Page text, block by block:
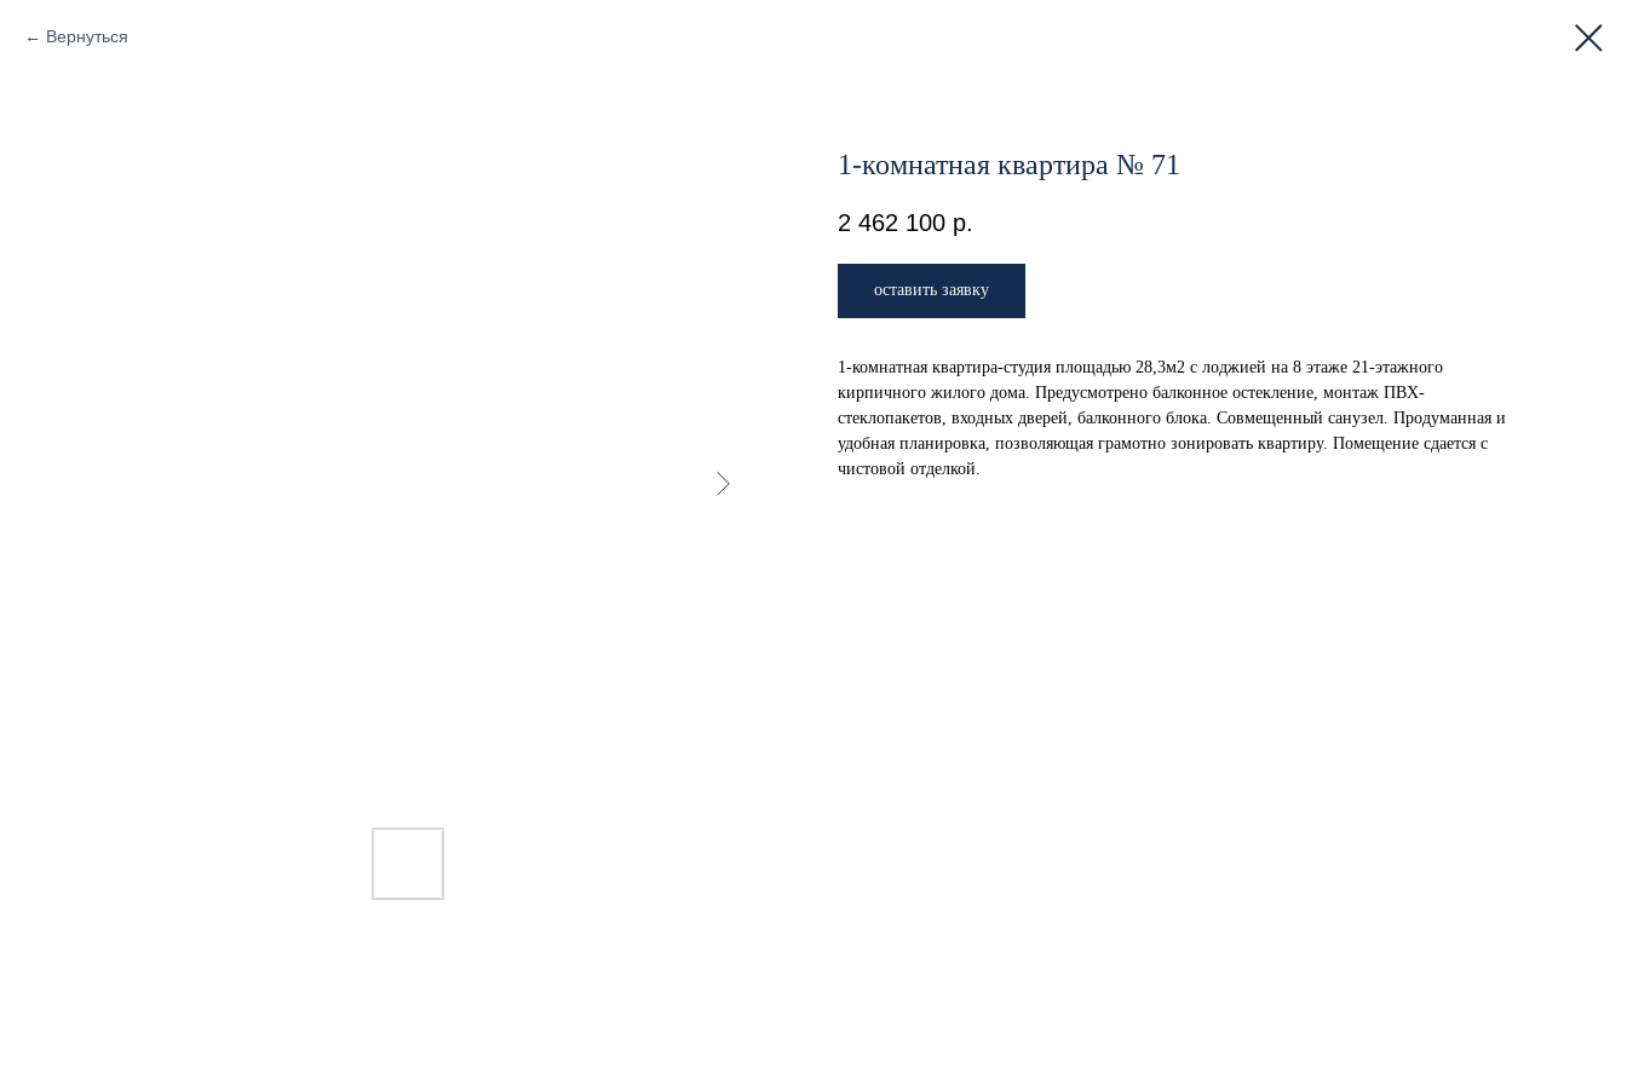
Вернуться
1-комнатная квартира № 71
2 462 100 р.
оставить заявку
1-комнатная квартира-студия площадью 28,3м2 с лоджией на 8 этаже 21-этажного
кирпичного жилого дома. Предусмотрено балконное остекление, монтаж ПВХ-
стеклопакетов, входных дверей, балконного блока. Совмещенный санузел. Продуманная и
удобная планировка, позволяющая грамотно зонировать квартиру. Помещение сдается с
чистовой отделкой.